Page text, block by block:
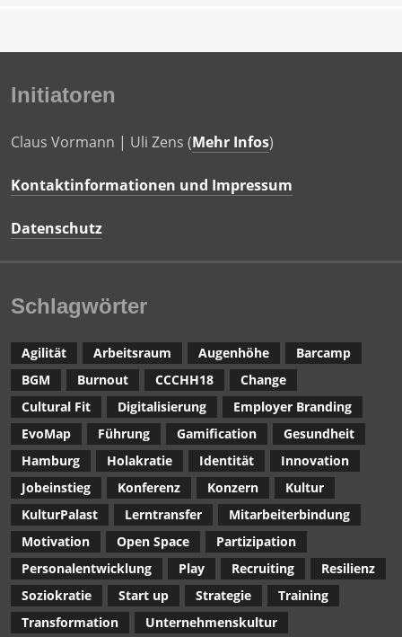
Initiatoren
Claus Vormann | Uli Zens (Mehr Infos)
Kontaktinformationen und Impressum
Datenschutz
Schlagwörter
Agilität Arbeitsraum Augenhöhe
Barcamp
BGM
Burnout CCCHH18
Change
Cultural Fit
Digitalisierung
Employer Branding
EvoMap
Führung Gamification
Gesundheit
Hamburg
Holakratie Identität
Innovation
Jobeinstieg
Konferenz Konzern
Kultur
KulturPalast
Lerntransfer
Mitarbeiterbindung
Motivation
Open Space
Partizipation
Personalentwicklung
Play Recruiting
Resilienz
Soziokratie
Start up Strategie
Training
Transformation
Unternehmenskultur